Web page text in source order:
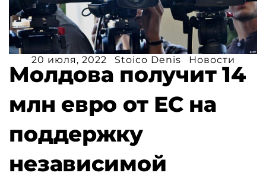
20 июля, 2022 Stoico Denis Новости
Молдова получит 14
млн евро от ЕС на
поддержку
независимой